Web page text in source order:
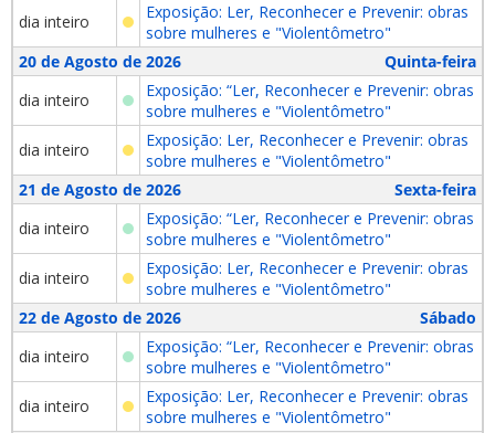
dia inteiro
Exposição: Ler, Reconhecer e Prevenir: obras
sobre mulheres e "Violentômetro"
20 de Agosto de 2026
Quinta-feira
dia inteiro
Exposição: “Ler, Reconhecer e Prevenir: obras
sobre mulheres e "Violentômetro"
dia inteiro
Exposição: Ler, Reconhecer e Prevenir: obras
sobre mulheres e "Violentômetro"
21 de Agosto de 2026
Sexta-feira
dia inteiro
Exposição: “Ler, Reconhecer e Prevenir: obras
sobre mulheres e "Violentômetro"
dia inteiro
Exposição: Ler, Reconhecer e Prevenir: obras
sobre mulheres e "Violentômetro"
22 de Agosto de 2026
Sábado
dia inteiro
Exposição: “Ler, Reconhecer e Prevenir: obras
sobre mulheres e "Violentômetro"
dia inteiro
Exposição: Ler, Reconhecer e Prevenir: obras
sobre mulheres e "Violentômetro"